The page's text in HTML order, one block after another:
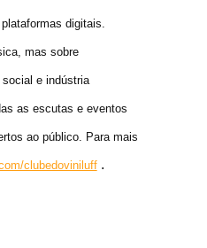
digitais.
mas sobre
e indústria
as escutas e eventos
ao público. Para mais
clubedoviniluff.